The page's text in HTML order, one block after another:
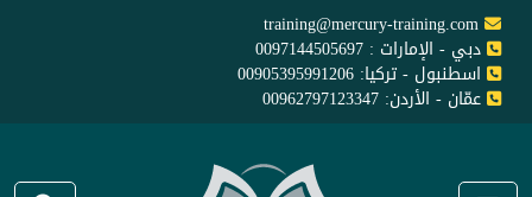
training@mercury-training.com
دبي - الإمارات : 0097144505697
اسطنبول - تركيا: 00905395991206
عمّان - الأردن: 00962797123347